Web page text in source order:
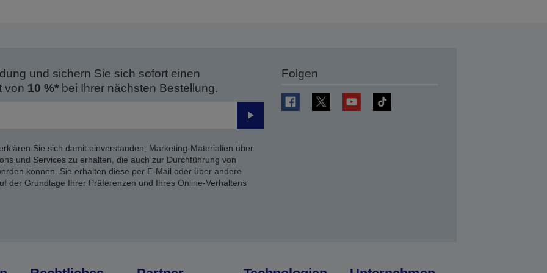
und sichern Sie sich sofort einen
von 10 %*bei Ihrer nächsten Bestellung.
Senden
Sie sich damit einverstanden, Marketing-Materialien über
und Services zu erhalten, die auch zur Durchführung von
können. Sie erhalten diese per E-Mail oder über andere
der Grundlage Ihrer Präferenzen und Ihres Online-Verhaltens
Folgen